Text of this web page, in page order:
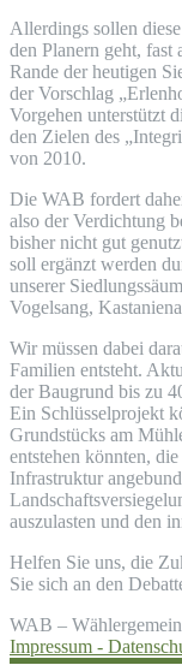
Allerdings sollen
den Planern geht, fast
Rande der heutigen
der Vorschlag
Vorgehen unterstützt
den Zielen des
von 2010.
Die WAB fordert
also der Verdichtung
bisher nicht gut
soll ergänzt werden
unserer
Vogelsang,
Wir müssen dabei
Familien entsteht.
der Baugrund bis zu
Ein Schlüsselprojekt
Grundstücks am
entstehen könnten,
Infrastruktur
auszulasten und den
Helfen Sie uns, die
Sie sich an den
WAB –
Impressum -